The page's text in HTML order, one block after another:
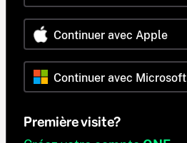
Continuer avec Apple
Continuer avec Microsoft
Première visite?